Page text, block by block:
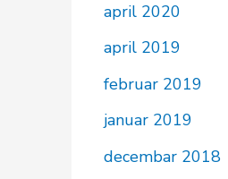
april 2020
april 2019
februar 2019
januar 2019
decembar 2018